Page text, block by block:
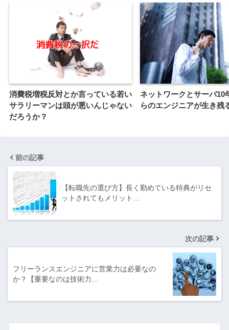
消費税増税反対とか言っている若い
サラリーマンは頭が悪いんじゃない
だろうか？
ネットワークとサーバ10
らのエンジニアが生き残
前の記事
【転職先の選び方】長く勤めている特典がリセ
ットされてもメリット…
次の記事
フリーランスエンジニアに営業力は必要なの
か？【重要なのは技術力…